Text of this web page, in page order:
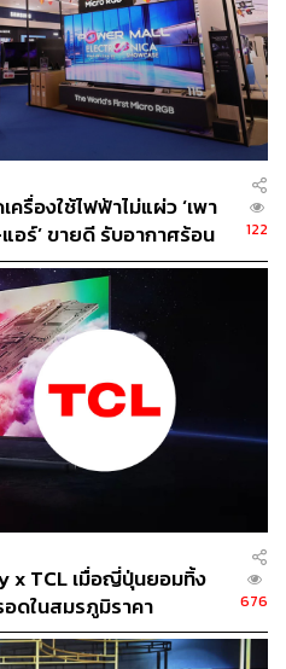
ฆษณารวมทุกสื่อในไตรมาส
มากที่สุด ได้แก่ กลุ่มอาหาร
ล้านบาท ตามมาด้วยกลุ่ม
ร่างกาย 3,544 ล้านบาท
ที่ยวที่มีการเติบโตอย่างก้าว
ล้านบาท สะท้อนถึงการฟื้น
คึกคักอีกครั้ง
บ้าน (Out of Home) ก็มีการ
น 4,085 ล้านบาท แสดงให้เห็น
ลี่คลาย ผู้คนออกมาใช้ชีวิต
จึงกลับมาเป็นที่นิยมอีกครั้ง
จิทัลที่กวาดเม็ดเงินไปกว่า
นว่า แม้ภูมิทัศน์ของสื่อจะ
รรมของผู้บริโภค แต่
ละได้รับความนิยมอย่างต่อ
ได้ขยายไปสู่ช่องทางออนไลน์
กลยุทธ์อย่างรอบด้าน เลือก
ลุ่มเป้าหมายให้ตรงจุด ปรับตัว
ลี่ยนไป เพื่อสร้างการรับรู้
เป้าหมายที่วางไว้
รื่องใช้ไฟฟ้าไม่แผ่ว ‘เพา
อร์’ ขายดี รับอากาศร้อน
122
x TCL เมื่อญี่ปุ่นยอมทิ้ง
อดในสมรภูมิราคา
676